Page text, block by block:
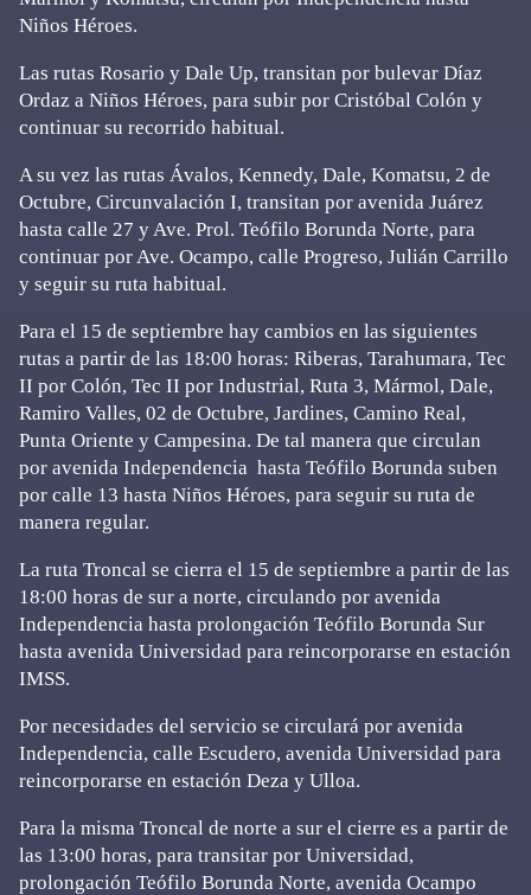
Niños Héroes.
Las rutas Rosario y Dale Up, transitan por bulevar Díaz
Ordaz a Niños Héroes, para subir por Cristóbal Colón y
continuar su recorrido habitual.
A su vez las rutas Ávalos, Kennedy, Dale, Komatsu, 2 de
Octubre, Circunvalación I, transitan por avenida Juárez
hasta calle 27 y Ave. Prol. Teófilo Borunda Norte, para
continuar por Ave. Ocampo, calle Progreso, Julián Carrillo
y seguir su ruta habitual.
Para el 15 de septiembre hay cambios en las siguientes
rutas a partir de las 18:00 horas: Riberas, Tarahumara, Tec
II por Colón, Tec II por Industrial, Ruta 3, Mármol, Dale,
Ramiro Valles, 02 de Octubre, Jardines, Camino Real,
Punta Oriente y Campesina. De tal manera que circulan
por avenida Independencia hasta Teófilo Borunda suben
por calle 13 hasta Niños Héroes, para seguir su ruta de
manera regular.
La ruta Troncal se cierra el 15 de septiembre a partir de las
18:00 horas de sur a norte, circulando por avenida
Independencia hasta prolongación Teófilo Borunda Sur
hasta avenida Universidad para reincorporarse en estación
IMSS.
Por necesidades del servicio se circulará por avenida
Independencia, calle Escudero, avenida Universidad para
reincorporarse en estación Deza y Ulloa.
Para la misma Troncal de norte a sur el cierre es a partir de
las 13:00 horas, para transitar por Universidad,
prolongación Teófilo Borunda Norte, avenida Ocampo